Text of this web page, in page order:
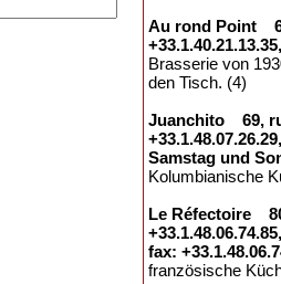
Au rond Point
Brasserie von
den Tisch. (4)
Juanchito 69,
Samstag und
Kolumbianische
Le Réfectoire
fax:
französische